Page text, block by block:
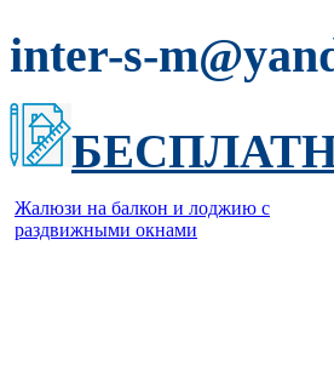
inter-s-
Жалюзи на балкон и лоджию c
раздвижными окнами